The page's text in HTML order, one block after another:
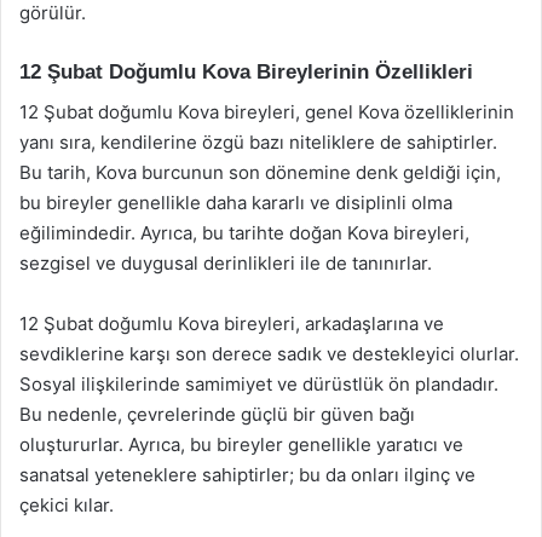
görülür.
12 Şubat Doğumlu Kova Bireylerinin Özellikleri
12 Şubat doğumlu Kova bireyleri, genel Kova özelliklerinin
yanı sıra, kendilerine özgü bazı niteliklere de sahiptirler.
Bu tarih, Kova burcunun son dönemine denk geldiği için,
bu bireyler genellikle daha kararlı ve disiplinli olma
eğilimindedir. Ayrıca, bu tarihte doğan Kova bireyleri,
sezgisel ve duygusal derinlikleri ile de tanınırlar.
12 Şubat doğumlu Kova bireyleri, arkadaşlarına ve
sevdiklerine karşı son derece sadık ve destekleyici olurlar.
Sosyal ilişkilerinde samimiyet ve dürüstlük ön plandadır.
Bu nedenle, çevrelerinde güçlü bir güven bağı
oluştururlar. Ayrıca, bu bireyler genellikle yaratıcı ve
sanatsal yeteneklere sahiptirler; bu da onları ilginç ve
çekici kılar.